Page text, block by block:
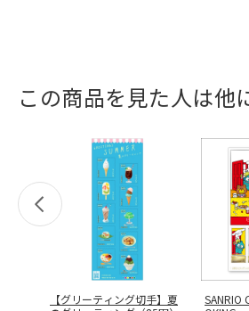
この商品を見た人は他
【グリーティング切手】夏
SANRIO